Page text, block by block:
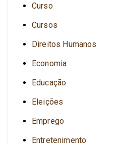
Curso
Cursos
Direitos Humanos
Economia
Educação
Eleições
Emprego
Entretenimento